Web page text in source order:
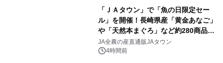
「ＪＡタウン」で「魚の日限定セー
ル」を開催！長崎県産「黄金あなご」
や「天然本まぐろ」など約280商品を
販売！～毎月１０日の定例企画～
JA全農の産直通販JAタウン
4時間前